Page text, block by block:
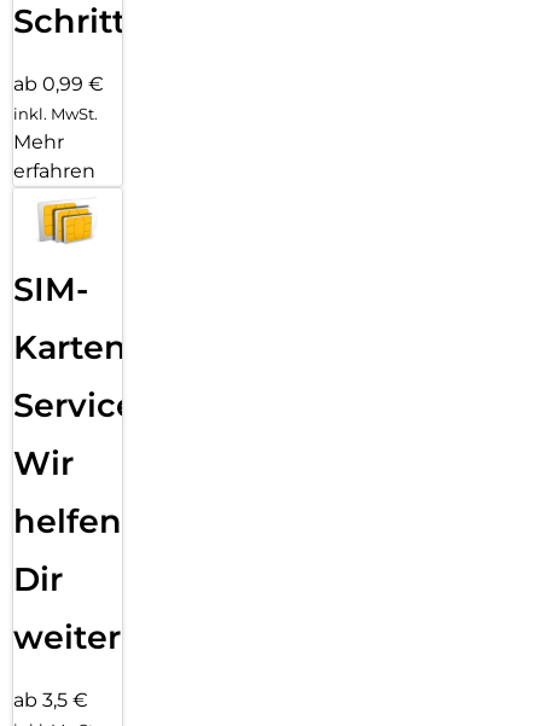
Schritten
ab 0,99 €
inkl. MwSt.
Mehr
erfahren
SIM-
Karten
Service:
Wir
helfen
Dir
weiter
ab 3,5 €